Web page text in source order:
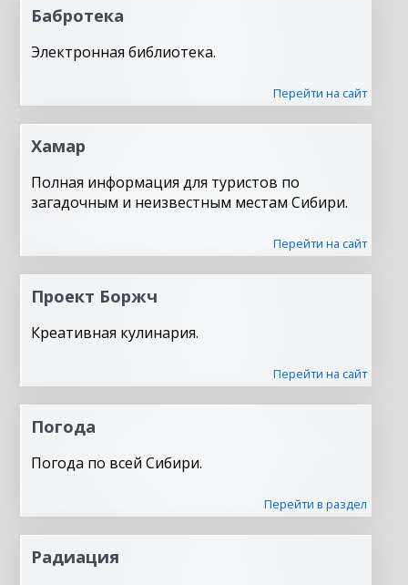
Бабротека
Электронная библиотека.
Перейти на сайт
Хамар
Полная информация для туристов по
загадочным и неизвестным местам Сибири.
Перейти на сайт
Проект Боржч
Креативная кулинария.
Перейти на сайт
Погода
Погода по всей Сибири.
Перейти в раздел
Радиация